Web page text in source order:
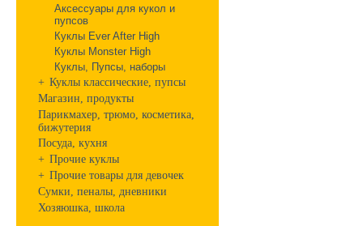
Аксессуары для кукол и
пупсов
Куклы Ever After High
Куклы Monster High
Куклы, Пупсы, наборы
+ Куклы классические, пупсы
Магазин, продукты
Парикмахер, трюмо, косметика,
бижутерия
Посуда, кухня
+ Прочие куклы
+ Прочие товары для девочек
Сумки, пеналы, дневники
Хозяюшка, школа